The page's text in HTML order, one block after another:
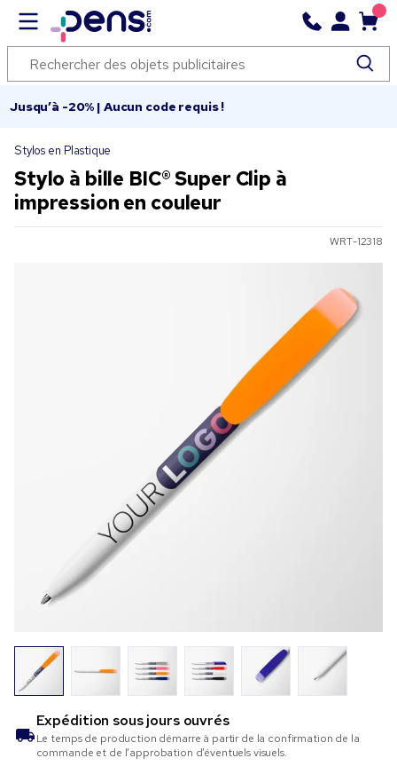
Jusqu’à -20% | Aucun code requis !
Stylos en Plastique
Stylo à bille BIC® Super Clip à
impression en couleur
WRT-12318
Expédition sousjours ouvrés
Le temps de production démarre à partir de la confirmation de la
commande et de l’approbation d’éventuels visuels.